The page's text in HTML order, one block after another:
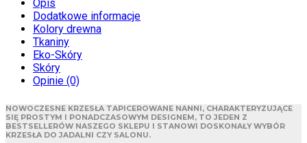
Opis
Dodatkowe informacje
Kolory drewna
Tkaniny
Eko-Skóry
Skóry
Opinie (0)
NOWOCZESNE KRZESŁA TAPICEROWANE NANNI, CHARAKTERYZUJĄCE
SIĘ PROSTYM I PONADCZASOWYM DESIGNEM, TO JEDEN Z
BESTSELLERÓW NASZEGO SKLEPU I STANOWI DOSKONAŁY WYBÓR
KRZESŁA DO JADALNI CZY SALONU.